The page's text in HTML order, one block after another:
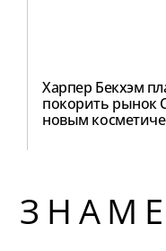
Харпер Бекхэм
покорить рынок
новым